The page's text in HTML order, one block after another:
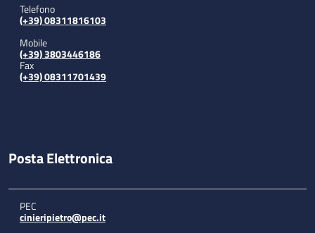
Telefono
(+39) 08311816103
Mobile
(+39) 3803446186
Fax
(+39) 08311701439
Posta Elettronica
PEC
cinieripietro@pec.it